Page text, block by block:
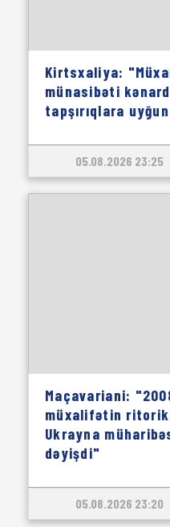
Kirtsxaliya:
münasibəti
tapşırıqlara
05.08.2026 23:25
Maçavariani:
müxalifətin
Ukrayna
dəyişdi"
05.08.2026 23:20